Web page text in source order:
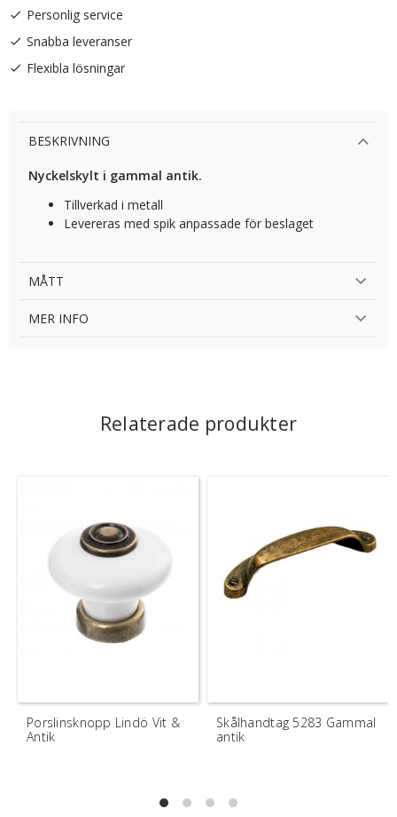
Personlig service
Snabba leveranser
Flexibla lösningar
BESKRIVNING
Nyckelskylt i gammal antik.
Tillverkad i metall
Levereras med spik anpassade för beslaget
MÅTT
MER INFO
Relaterade produkter
Porslinsknopp Lindö Vit &
Antik
Skålhandtag 5283 Gammal
antik